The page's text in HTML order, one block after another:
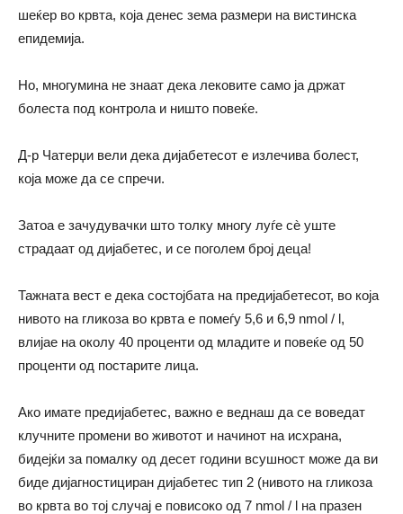
шеќер во крвта, која денес зема размери на вистинска
епидемија.
Но, многумина не знаат дека лековите само ја држат
болеста под контрола и ништо повеќе.
Д-р Чатерџи вели дека дијабетесот е излечива болест,
која може да се спречи.
Затоа е зачудувачки што толку многу луѓе сè уште
страдаат од дијабетес, и се поголем број деца!
Тажната вест е дека состојбата на предијабетесот, во која
нивото на гликоза во крвта е помеѓу 5,6 и 6,9 nmol / l,
влијае на околу 40 проценти од младите и повеќе од 50
проценти од постарите лица.
Ако имате предијабетес, важно е веднаш да се воведат
клучните промени во животот и начинот на исхрана,
бидејќи за помалку од десет години всушност може да ви
биде дијагностициран дијабетес тип 2 (нивото на гликоза
во крвта во тој случај е повисоко од 7 nmol / l на празен